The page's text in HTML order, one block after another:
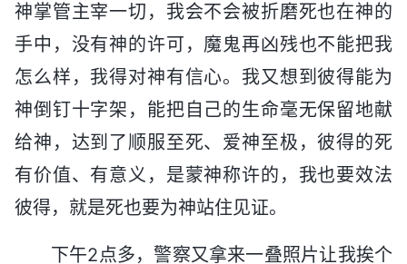
神掌管主宰一切，我会不会被折磨死也在神的
手中，没有神的许可，魔鬼再凶残也不能把我
怎么样，我得对神有信心。我又想到彼得能为
神倒钉十字架，能把自己的生命毫无保留地献
给神，达到了顺服至死、爱神至极，彼得的死
有价值、有意义，是蒙神称许的，我也要效法
彼得，就是死也要为神站住见证。
下午2点多，警察又拿来一叠照片让我挨个